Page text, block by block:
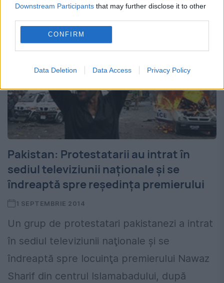
Downstream Participants that may further disclose it to other
CONFIRM
Data Deletion Data Access Privacy Policy
Pakistan: Protestatarii au intrat în
sediul televiziunii naţionale şi se
îndreaptă spre reşedinţa premierului
1 SEPTEMBRIE 2014
Un grup de protestatari pakistanezi a intrat
în sediul televiziunii naţionale şi se
îndreaptă spre locuinţa premierului Nawaz
Sharif din centrul Islamabadului, după